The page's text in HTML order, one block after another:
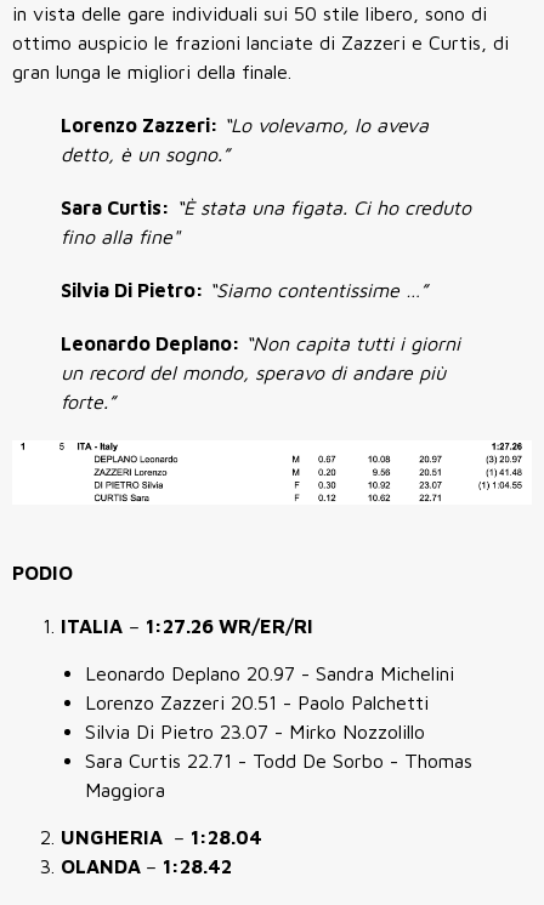
in vista delle gare individuali sui 50 stile libero, sono di
ottimo auspicio le frazioni lanciate di Zazzeri e Curtis, di
gran lunga le migliori della finale.
Lorenzo Zazzeri: “Lo volevamo, lo aveva
detto, è un sogno.”
Sara Curtis: “È stata una figata. Ci ho creduto
fino alla fine"
Silvia Di Pietro: “Siamo contentissime …”
Leonardo Deplano: “Non capita tutti i giorni
un record del mondo, speravo di andare più
forte.”
PODIO
ITALIA – 1:27.26 WR/ER/RI
Leonardo Deplano 20.97 - Sandra Michelini
Lorenzo Zazzeri 20.51 - Paolo Palchetti
Silvia Di Pietro 23.07 - Mirko Nozzolillo
Sara Curtis 22.71 - Todd De Sorbo - Thomas
Maggiora
UNGHERIA – 1:28.04
OLANDA – 1:28.42